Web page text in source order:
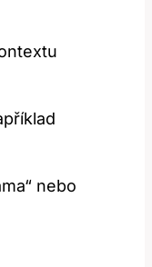
nebo